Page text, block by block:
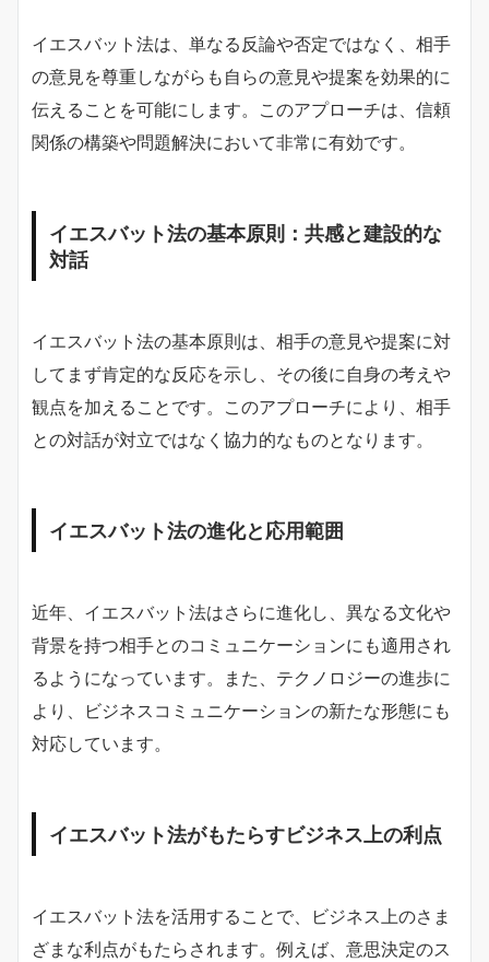
イエスバット法は、単なる反論や否定ではなく、相手
の意見を尊重しながらも自らの意見や提案を効果的に
伝えることを可能にします。このアプローチは、信頼
関係の構築や問題解決において非常に有効です。
イエスバット法の基本原則：共感と建設的な
対話
イエスバット法の基本原則は、相手の意見や提案に対
してまず肯定的な反応を示し、その後に自身の考えや
観点を加えることです。このアプローチにより、相手
との対話が対立ではなく協力的なものとなります。
イエスバット法の進化と応用範囲
近年、イエスバット法はさらに進化し、異なる文化や
背景を持つ相手とのコミュニケーションにも適用され
るようになっています。また、テクノロジーの進歩に
より、ビジネスコミュニケーションの新たな形態にも
対応しています。
イエスバット法がもたらすビジネス上の利点
イエスバット法を活用することで、ビジネス上のさま
ざまな利点がもたらされます。例えば、意思決定のス